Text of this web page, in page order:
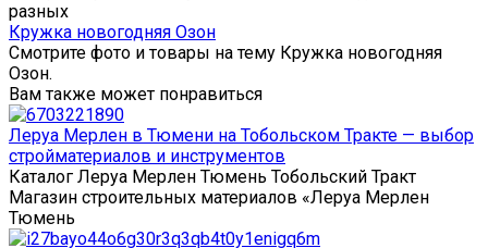
разных
Кружка новогодняя Озон
Смотрите фото и товары на тему Кружка новогодняя
Озон.
Вам также может понравиться
Леруа Мерлен в Тюмени на Тобольском Тракте — выбор
стройматериалов и инструментов
Каталог Леруа Мерлен Тюмень Тобольский Тракт
Магазин строительных материалов «Леруа Мерлен
Тюмень